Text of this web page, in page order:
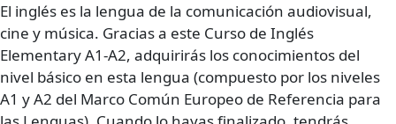
El inglés es la lengua de la comunicación audiovisual,
cine y música. Gracias a este Curso de Inglés
Elementary A1-A2, adquirirás los conocimientos del
nivel básico en esta lengua (compuesto por los niveles
A1 y A2 del Marco Común Europeo de Referencia para